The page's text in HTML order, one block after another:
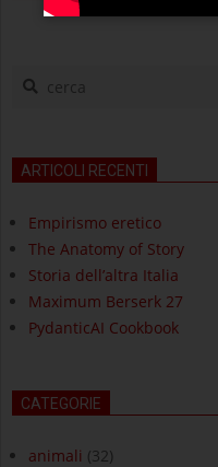
cerca
ARTICOLI RECENTI
Empirismo eretico
The Anatomy of Story
Storia dell’altra Italia
Maximum Berserk 27
PydanticAI Cookbook
CATEGORIE
animali (32)